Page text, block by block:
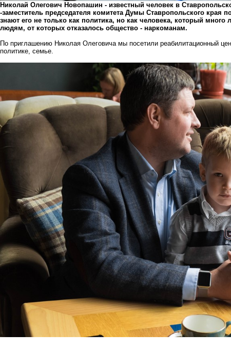
Николай Олегович Новопашин - известный человек в
-заместитель председателя комитета Думы Ставропольского края
знают его не только как политика, но как человека, который
людям, от которых отказалось общество - наркоманам.
По приглашению Николая Олеговича мы посетили реабилитационный
политике, семье.